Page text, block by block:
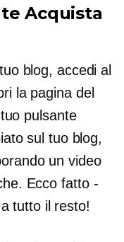
Acquista
blog, accedi al
la pagina del
pulsante
sul tuo blog,
un video
Ecco fatto -
tutto il resto!